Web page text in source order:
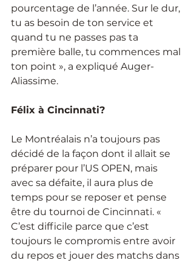
pourcentage de l’année. Sur le dur,
tu as besoin de ton service et
quand tu ne passes pas ta
première balle, tu commences mal
ton point », a expliqué Auger-
Aliassime.
Félix à Cincinnati?
Le Montréalais n’a toujours pas
décidé de la façon dont il allait se
préparer pour l’US OPEN, mais
avec sa défaite, il aura plus de
temps pour se reposer et pense
être du tournoi de Cincinnati. «
C’est difficile parce que c’est
toujours le compromis entre avoir
du repos et jouer des matchs dans